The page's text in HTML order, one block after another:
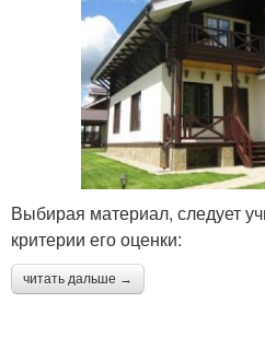
Выбирая материал, следует
критерии его оценки:
читать дальше →